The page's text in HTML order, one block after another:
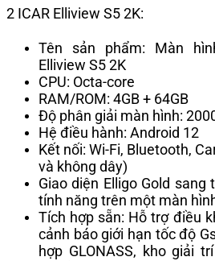
2 ICAR Elliview S5 2K:
Tên sản phẩm: Màn
Elliview S5 2K
CPU: Octa-core
RAM/ROM: 4GB + 64GB
Độ phân giải màn hình:
Hệ điều hành: Android 12
Kết nối: Wi-Fi, Bluetooth,
và không dây)
Giao diện Elligo Gold
tính năng trên một màn
Tích hợp sẵn: Hỗ trợ điều
cảnh báo giới hạn tốc độ
hợp GLONASS, kho giải